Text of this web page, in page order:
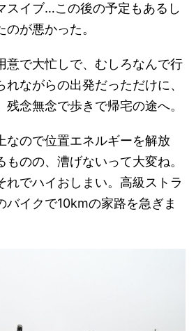
スイブ…この後の予定もあるし
が悪かった。
意で大忙しで、むしろなんで行
れながらの出発だっただけに、
念無念で歩きで帰宅の途へ。
なので位置エネルギーを解放
のの、漕げないって大変ね。
れでハイおしまい。高級ストラ
バイクで10kmの家路を急ぎま